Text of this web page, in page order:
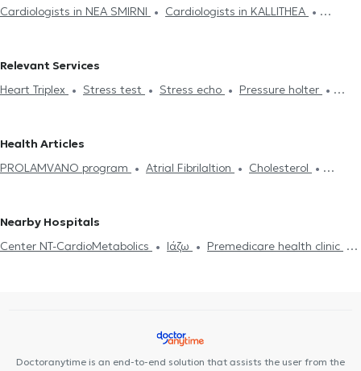
Cardiologists in NEA SMIRNI
Cardiologists in KALLITHEA
Cardiologists in NEOS KOSMOS
Cardiologists in KOUKAKI
Cardiologists in ILIOUPOLI
Cardiologists in KERATSINI
Cardiologists in ILISIA
Cardiologists
Relevant Services
Heart Triplex
Stress test Stress echo
Pressure holter
Symptoms
Myocarditis
Cardiomyopathy
Valvular Heart Disease
Coronary artery
Health Articles
PROLAMVANO program
Atrial Fibrilaltion
Cholesterol
Nearby Hospitals
Center NT-CardioMetabolics
Ιάζω
Premedicare health clinic
Doctoranytime is an end-to-end solution that assists the user from the